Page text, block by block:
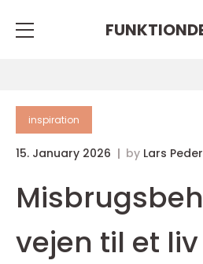
inspiration
15. January 2026 by Lars
vejen til et